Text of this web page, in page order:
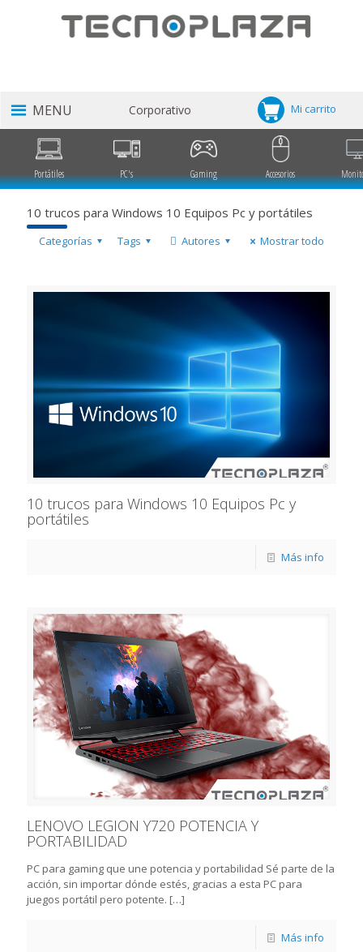
Corporativo Mi carrito
Portátiles PC's Gaming Accesorios
10 trucos para Windows 10 Equipos Pc y portátiles
Categorías Tags Autores Mostrar todo
10 trucos para Windows 10 Equipos Pc y
portátiles
Más info
LENOVO LEGION Y720 POTENCIA Y
PORTABILIDAD
PC para gaming que une potencia y portabilidad Sé parte de la
acción, sin importar dónde estés, gracias a esta PC para
juegos portátil pero potente. […]
Más info